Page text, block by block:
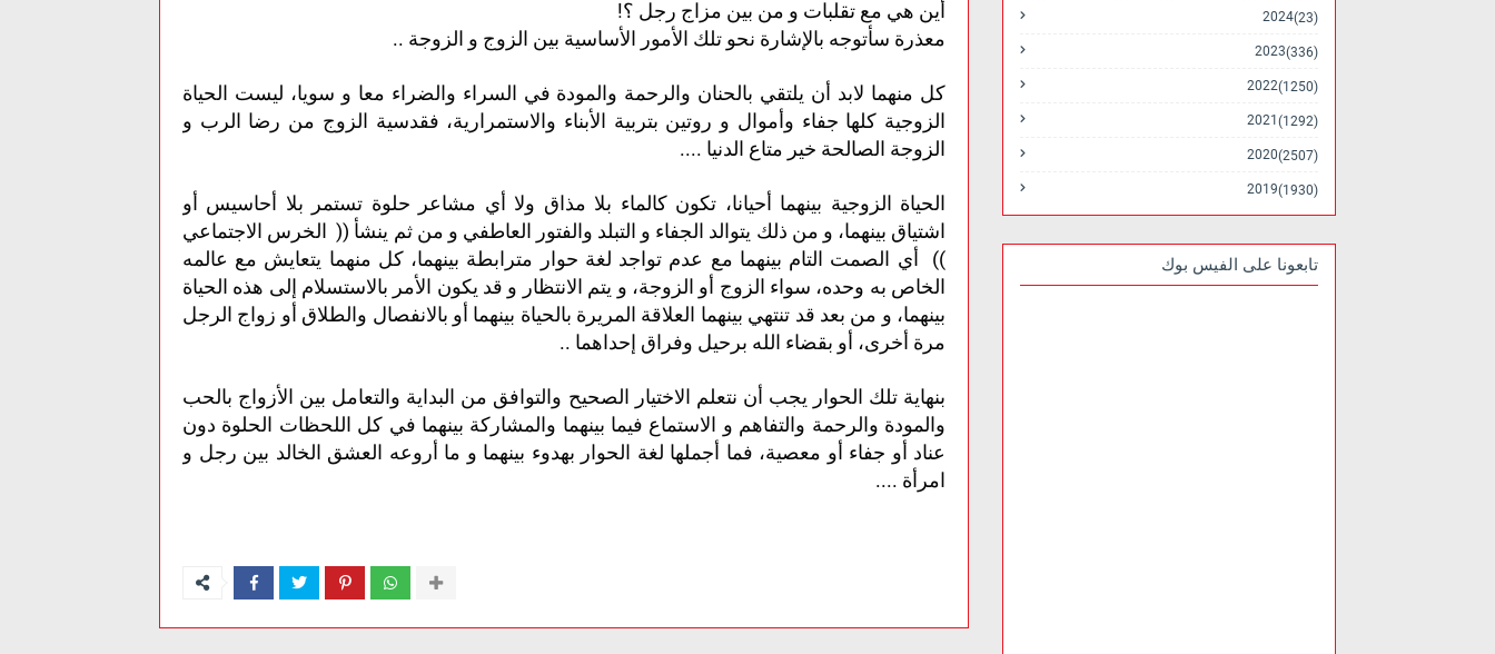
أين هي مع تقلبات و من بين مزاج رجل ؟!
معذرة سأتوجه بالإشارة نحو تلك الأمور الأساسية بين الزوج و الزوجة ..
كل منهما لابد أن يلتقي بالحنان والرحمة والمودة في السراء والضراء معا و سويا، ليست الحياة
الزوجية كلها جفاء وأموال و روتين بتربية الأبناء والاستمرارية، فقدسية الزوج من رضا الرب و
الزوجة الصالحة خير متاع الدنيا ....
الحياة الزوجية بينهما أحيانا، تكون كالماء بلا مذاق ولا أي مشاعر حلوة تستمر بلا أحاسيس أو
اشتياق بينهما، و من ذلك يتوالد الجفاء و التبلد والفتور العاطفي و من ثم ينشأ (( الخرس الاجتماعي
)) أي الصمت التام بينهما مع عدم تواجد لغة حوار مترابطة بينهما، كل منهما يتعايش مع عالمه
الخاص به وحده، سواء الزوج أو الزوجة، و يتم الانتظار و قد يكون الأمر بالاستسلام إلى هذه الحياة
بينهما، و من بعد قد تنتهي بينهما العلاقة المريرة بالحياة بينهما أو بالانفصال والطلاق أو زواج الرجل
مرة أخرى، أو بقضاء الله برحيل وفراق إحداهما ..
بنهاية تلك الحوار يجب أن نتعلم الاختيار الصحيح والتوافق من البداية والتعامل بين الأزواج بالحب
والمودة والرحمة والتفاهم و الاستماع فيما بينهما والمشاركة بينهما في كل اللحظات الحلوة دون
عناد أو جفاء أو معصية، فما أجملها لغة الحوار بهدوء بينهما و ما أروعه العشق الخالد بين رجل و
امرأة ....
2024 (23)
2023 (336)
2022 (1250)
2021 (1292)
2020 (2507)
2019 (1930)
تابعونا على الفيس بوك